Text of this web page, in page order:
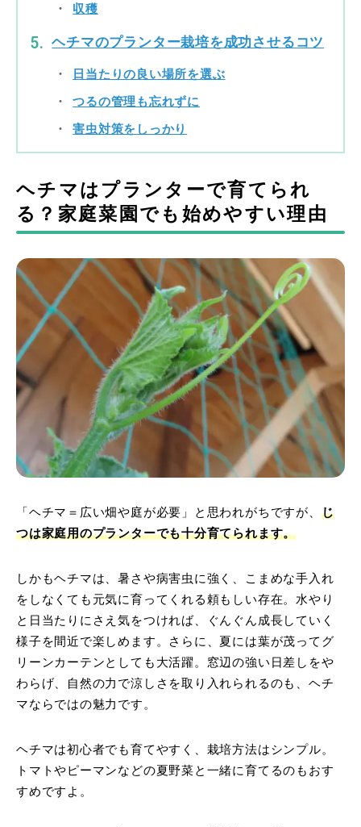
収穫
ヘチマのプランター栽培を成功させるコツ
日当たりの良い場所を選ぶ
つるの管理も忘れずに
害虫対策をしっかり
ヘチマはプランターで育てられ
る？家庭菜園でも始めやすい理由
「ヘチマ＝広い畑や庭が必要」と思われがちですが、 じ
つは家庭用のプランターでも十分育てられます。
しかもヘチマは、暑さや病害虫に強く、こまめな手入れ
をしなくても元気に育ってくれる頼もしい存在。水やり
と日当たりにさえ気をつければ、ぐんぐん成長していく
様子を間近で楽しめます。さらに、夏には葉が茂ってグ
リーンカーテンとしても大活躍。窓辺の強い日差しをや
わらげ、自然の力で涼しさを取り入れられるのも、ヘチ
マならではの魅力です。
ヘチマは初心者でも育てやすく、栽培方法はシンプル。
トマトやピーマンなどの夏野菜と一緒に育てるのもおす
すめですよ。